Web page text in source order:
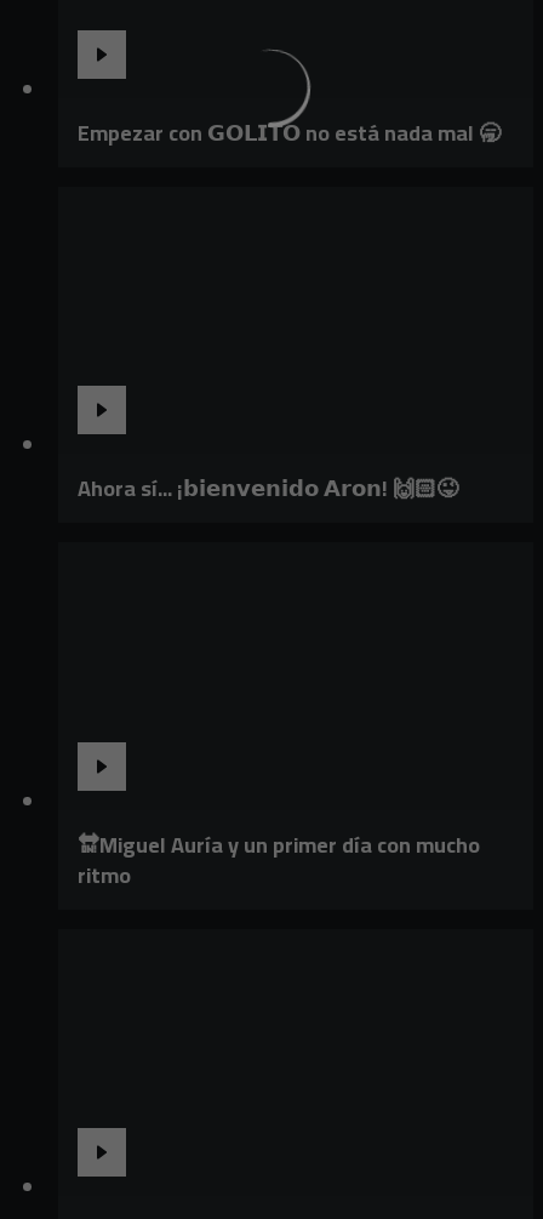
Empezar con 𝗚𝗢𝗟𝗜𝗧𝗢 no está nada mal 🥱
Ahora sí... ¡𝗯𝗶𝗲𝗻𝘃𝗲𝗻𝗶𝗱𝗼 𝗔𝗿𝗼𝗻! 🙌🏻😜
🔛Miguel Auría y un primer día con mucho
ritmo